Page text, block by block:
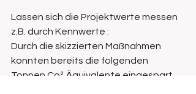
Lassen sich die Projektwerte messen
z.B. durch Kennwerte :
Durch die skizzierten Maßnahmen
konnten bereits die folgenden
Tonnen Co² Äquivalente eingespart